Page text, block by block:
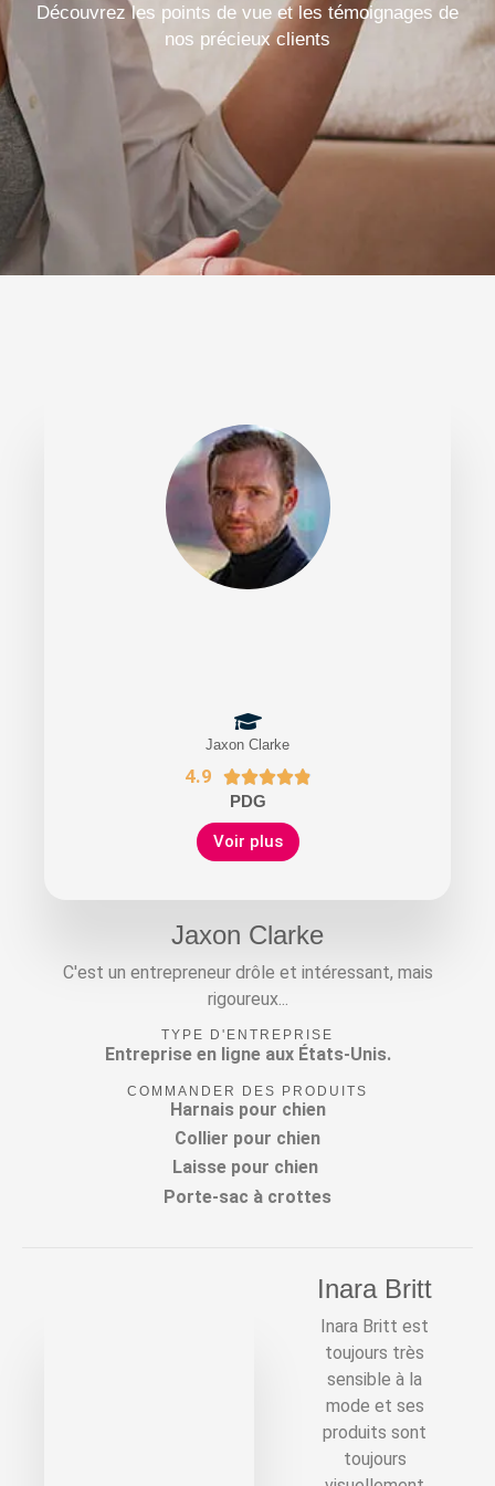
Découvrez les points de vue et les témoignages de
nos précieux clients
Jaxon Clarke
4.9 
PDG
Voir plus
Jaxon Clarke
C'est un entrepreneur drôle et intéressant, mais
rigoureux...
TYPE D'ENTREPRISE
Entreprise en ligne aux États-Unis.
COMMANDER DES PRODUITS
Harnais pour chien
Collier pour chien
Laisse pour chien
Porte-sac à crottes
Inara Britt
Inara Britt est
toujours très
sensible à la
mode et ses
produits sont
toujours